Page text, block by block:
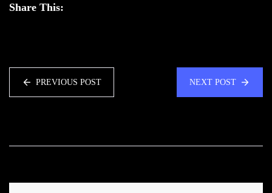
Share This:
PREVIOUS POST NEXT POST